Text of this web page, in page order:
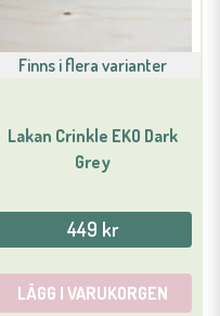
Finns i flera varianter
Lakan Crinkle EKO Dark
Grey
449 kr
LÄGG I VARUKORGEN